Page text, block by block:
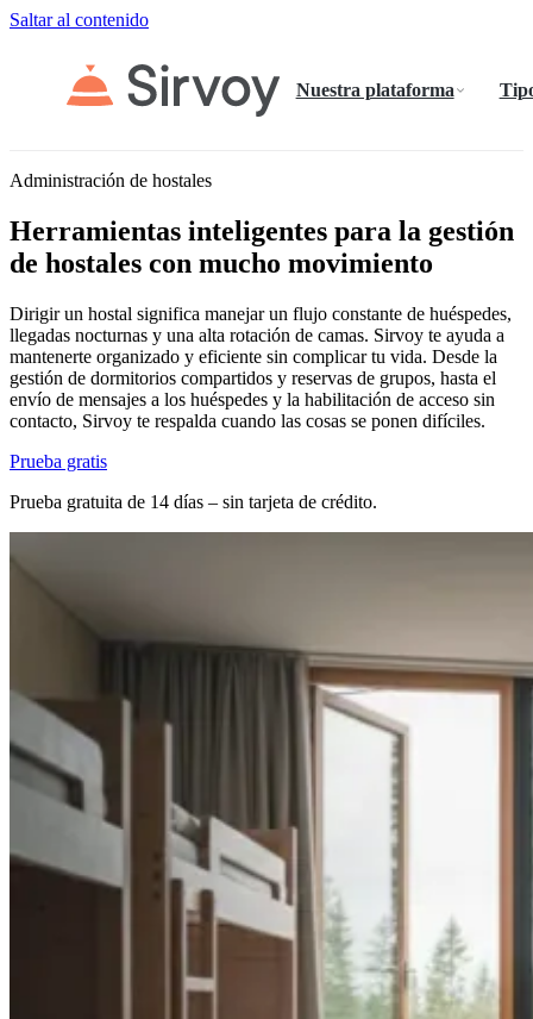
Saltar al contenido
Nuestra plataforma
Administración de hostales
Herramientas inteligentes para la gestión
de hostales con mucho movimiento
Dirigir un hostal significa manejar un flujo constante de huéspedes,
llegadas nocturnas y una alta rotación de camas. Sirvoy te ayuda a
mantenerte organizado y eficiente sin complicar tu vida. Desde la
gestión de dormitorios compartidos y reservas de grupos, hasta el
envío de mensajes a los huéspedes y la habilitación de acceso sin
contacto, Sirvoy te respalda cuando las cosas se ponen difíciles.
Prueba gratis
Prueba gratuita de 14 días – sin tarjeta de crédito.